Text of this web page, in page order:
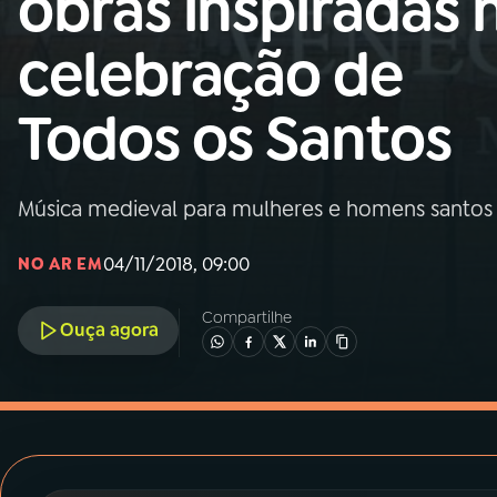
01 INÍCIO
02A RÁDIO
03 PROGRAMAÇÃO
05PODCASTS
celebração de
Todos os Santos
Música medieval para mulheres e homens santos
NO AR EM04/11/2018, 09:00
Ouça agora
Compartilhe